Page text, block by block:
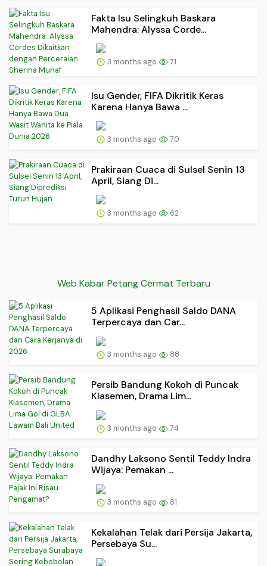
Fakta Isu Selingkuh Baskara
Mahendra: Alyssa Corde...
3 months ago 71
Isu Gender, FIFA Dikritik Keras
Karena Hanya Bawa ...
3 months ago 70
Prakiraan Cuaca di Sulsel Senin 13
April, Siang Di...
3 months ago 62
Web Kabar Petang Cermat Terbaru
5 Aplikasi Penghasil Saldo DANA
Terpercaya dan Car...
3 months ago 88
Persib Bandung Kokoh di Puncak
Klasemen, Drama Lim...
3 months ago 74
Dandhy Laksono Sentil Teddy Indra
Wijaya: Pemakan ...
3 months ago 81
Kekalahan Telak dari Persija Jakarta,
Persebaya Su...